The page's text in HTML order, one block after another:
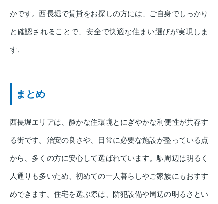
かです。西長堀で賃貸をお探しの方には、ご自身でしっかり
と確認されることで、安全で快適な住まい選びが実現しま
す。
まとめ
西長堀エリアは、静かな住環境とにぎやかな利便性が共存す
る街です。治安の良さや、日常に必要な施設が整っている点
から、多くの方に安心して選ばれています。駅周辺は明るく
人通りも多いため、初めての一人暮らしやご家族にもおすす
めできます。住宅を選ぶ際は、防犯設備や周辺の明るさとい